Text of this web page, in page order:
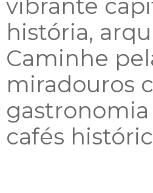
vibrante
história,
Caminhe
miradouros
cafés